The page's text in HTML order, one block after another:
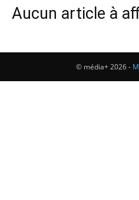
Aucun article à
© média+ 2026 -